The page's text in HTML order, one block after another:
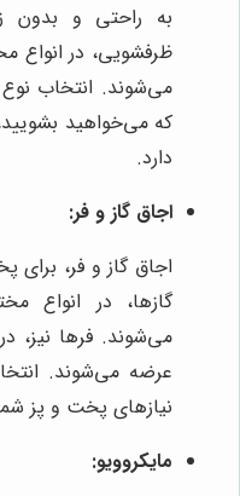
به راحتی و
ظرفشویی، در انواع
می‌شوند. انتخاب
که می‌خواهید
دارد.
اجاق گاز و فر:
اجاق گاز و فر،
گازها، در انواع
می‌شوند. فرها نیز،
عرضه می‌شوند.
نیازهای پخت و پز
مایکروویو: